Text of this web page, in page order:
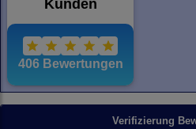
Verifizierung